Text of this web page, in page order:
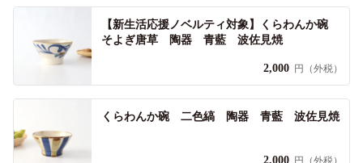
【新生活応援ノベルティ対象】くらわんか碗
そよぎ唐草 陶器 青藍 波佐見焼
2,000 円（外税）
くらわんか碗 二色縞 陶器 青藍 波佐見焼
2,000 円（外税）